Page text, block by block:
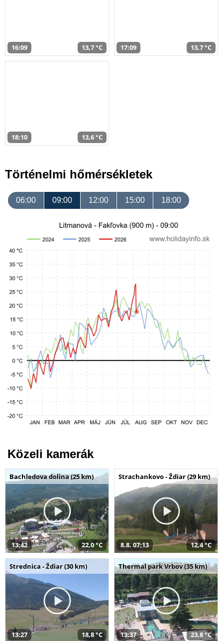
16:09 13,7 °C 17:09 13,7 °C
18:10 13,6 °C
Történelmi hőmérsékletek
06:00 09:00 12:00 15:00 18:00
Közeli kamerák
Bachledova dolina (25 km)
13:42 22,0 °C
Strachankovo - Ždiar (29 km)
8.8. 07:13 12,4 °C
Strednica - Ždiar (30 km)
13:27 18,8 °C
Thermal park Vrbov (35 km)
13:37 23,8 °C